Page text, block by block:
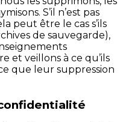
S’il n’est pas
peut être le cas s’ils
de sauvegarde),
et veillons à ce qu’ils
que leur suppression